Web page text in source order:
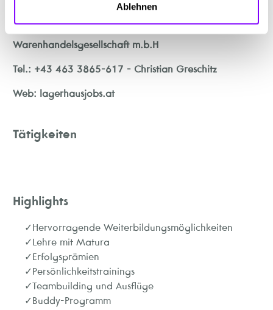
Ablehnen
"UNSER LAGERHAUS"
Warenhandelsgesellschaft m.b.H
Tel.: +43 463 3865-617 - Christian Greschitz
Web: lagerhausjobs.at
Tätigkeiten
Highlights
Hervorragende Weiterbildungsmöglichkeiten
Lehre mit Matura
Erfolgsprämien
Persönlichkeitstrainings
Teambuilding und Ausflüge
Buddy-Programm